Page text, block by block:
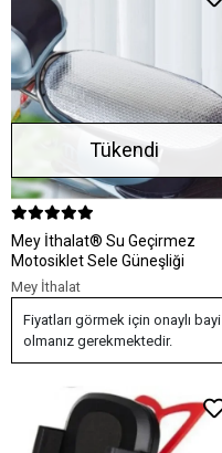
Tükendi
Mey İthalat® Su Geçirmez
Motosiklet Sele Güneşliği
Mey İthalat
Fiyatları görmek için onaylı bayi
olmanız gerekmektedir.